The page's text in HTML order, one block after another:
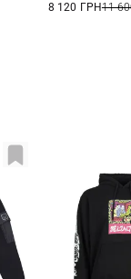
8 120 ГРН11